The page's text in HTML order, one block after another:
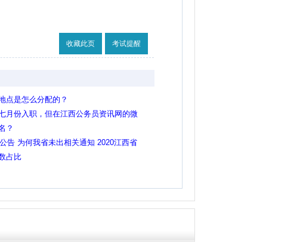
收藏此页 考试提醒
点是怎么分配的？
月份入职，但在江西公务员资讯网的微
位才能报考，请问是这样吗？
？
告 为何我省未出相关通知 2020江西省
点信息
占比